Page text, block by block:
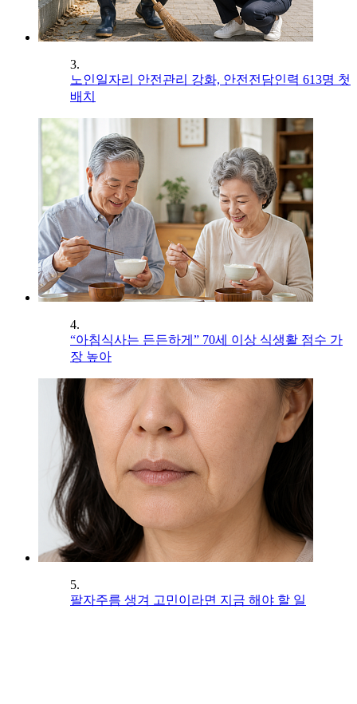
3.
노인일자리 안전관리 강화, 안전전담인력 613명 첫
배치
4.
“아침식사는 든든하게” 70세 이상 식생활 점수 가
장 높아
5.
팔자주름 생겨 고민이라면 지금 해야 할 일